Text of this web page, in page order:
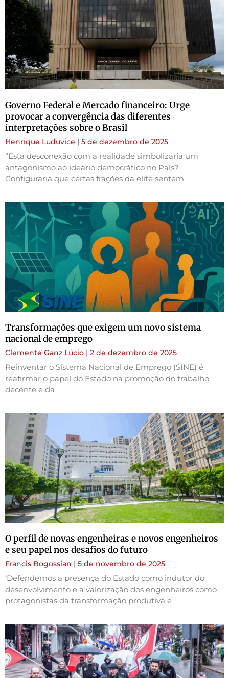
Governo Federal e Mercado financeiro: Urge
provocar a convergência das diferentes
interpretações sobre o Brasil
Henrique Luduvice 5 de dezembro de 2025
“Esta desconexão com a realidade simbolizaria um
antagonismo ao ideário democrático no País?
Configuraria que certas frações da elite sentem
Transformações que exigem um novo sistema
nacional de emprego
Clemente Ganz Lúcio 2 de dezembro de 2025
Reinventar o Sistema Nacional de Emprego (SINE) é
reafirmar o papel do Estado na promoção do trabalho
decente e da
O perfil de novas engenheiras e novos engenheiros
e seu papel nos desafios do futuro
Francis Bogossian 5 de novembro de 2025
‘Defendemos a presença do Estado como indutor do
desenvolvimento e a valorização dos engenheiros como
protagonistas da transformação produtiva e